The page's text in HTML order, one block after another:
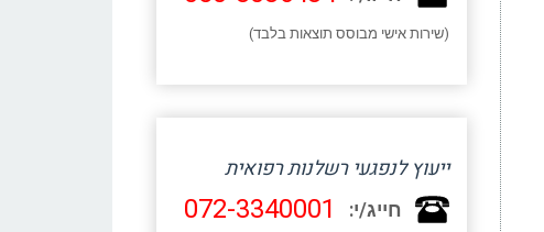
(שירות אישי מבוסס תוצאות בלבד)
ייעוץ לנפגעי רשלנות רפואית
חייג/י: 072-3340001